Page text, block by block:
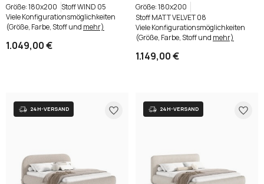
180x200 Stoff WIND 05
Viele Konfigurationsmöglichkeiten
(Größe, Farbe, Stoff und mehr)
1.049,00 €
180x200
Stoff MATT VELVET 08
Viele Konfigurationsmöglichkeiten
(Größe, Farbe, Stoff und mehr)
1.149,00 €